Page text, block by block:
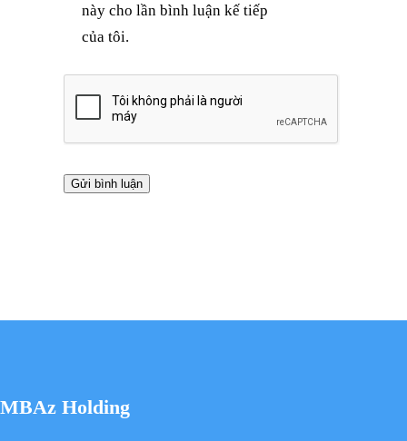
này cho lần bình luận kế tiếp
của tôi.
MBAz Holding